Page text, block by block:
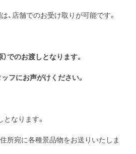
、店舗でのお受け取りが可能です。
でのお渡しとなります。
フにお声がけください。
なります。
所宛に各種景品物をお送りいたしま